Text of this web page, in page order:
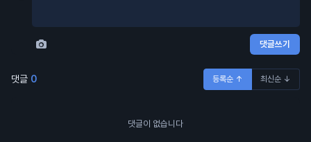
댓글쓰기
댓글 0 등록순 ↑ 최신순 ↓
댓글이 없습니다